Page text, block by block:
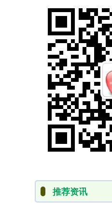
推荐资讯